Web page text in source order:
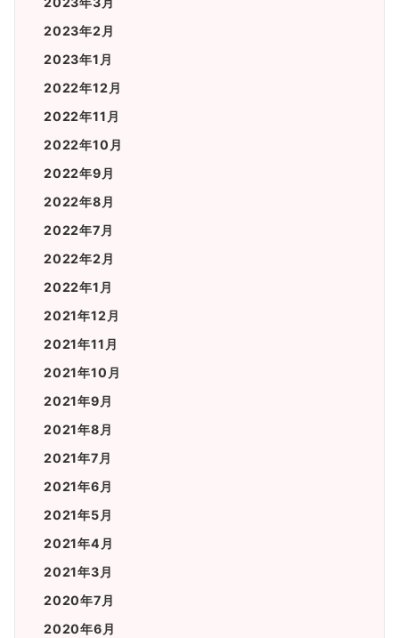
2023年2月
2023年1月
2022年12月
2022年11月
2022年10月
2022年9月
2022年8月
2022年7月
2022年2月
2022年1月
2021年12月
2021年11月
2021年10月
2021年9月
2021年8月
2021年7月
2021年6月
2021年5月
2021年4月
2021年3月
2020年7月
2020年6月